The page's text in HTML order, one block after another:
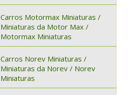
Carros Motormax Miniaturas /
Miniaturas da Motor Max /
Motormax Miniaturas
Carros Norev Miniaturas /
Miniaturas da Norev / Norev
Miniaturas